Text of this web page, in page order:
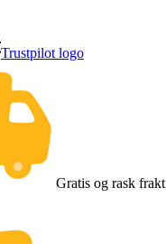
Trustpilot logo
Gratis og rask frakt